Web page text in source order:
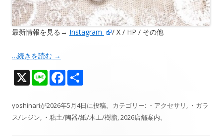
最新情報を見る→ Instagram / X / HP / その他
…続きを読む →
X Li
e
F
e
b
yoshinariが2026年5月4日に投稿。カテゴリー: ・アクセサリ , ・ガラ
ス/レジン, ・粘土/陶器/紙/木工/樹脂,2026店舗案内。